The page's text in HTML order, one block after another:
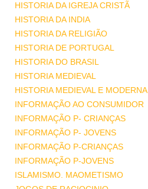
HISTORIA DA IGREJA CRISTÃ
HISTORIA DA INDIA
HISTORIA DA RELIGIÃO
HISTORIA DE PORTUGAL
HISTORIA DO BRASIL
HISTORIA MEDIEVAL
HISTORIA MEDIEVAL E MODERNA
INFORMAÇÃO AO CONSUMIDOR
INFORMAÇÃO P- CRIANÇAS
INFORMAÇÃO P- JOVENS
INFORMAÇÃO P-CRIANÇAS
INFORMAÇÃO P-JOVENS
ISLAMISMO. MAOMETISMO